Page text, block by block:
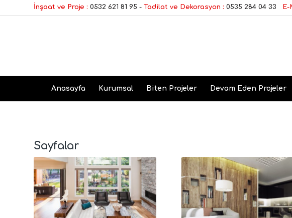
İnşaat ve Proje : 0532 621 81 95 - Tadilat ve Dekorasyon : 0535 284 04 33
Anasayfa Kurumsal Biten Projeler Devam Eden Projeler
Sayfalar